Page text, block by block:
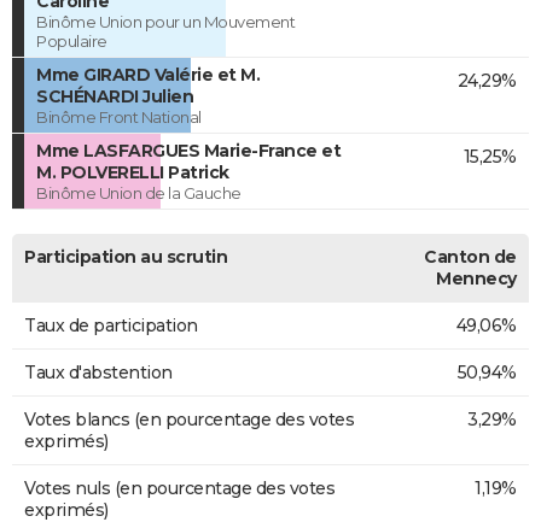
Binôme Union pour un Mouvement
Populaire
Mme GIRARD Valérie et M.
SCHÉNARDI Julien
Binôme Front National
24,29%
Mme LASFARGUES Marie-France et
M. POLVERELLI Patrick
Binôme Union de la Gauche
15,25%
Participation au scrutin
Canton de
Mennecy
Taux de participation 49,06%
Taux d'abstention 50,94%
Votes blancs (en pourcentage des votes
exprimés)
3,29%
Votes nuls (en pourcentage des votes
exprimés)
1,19%